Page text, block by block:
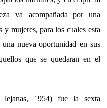
va acompañada por una
mujeres, para los cuales esta
nueva oportunidad en sus
que se quedaran en el
1954) fue la sexta